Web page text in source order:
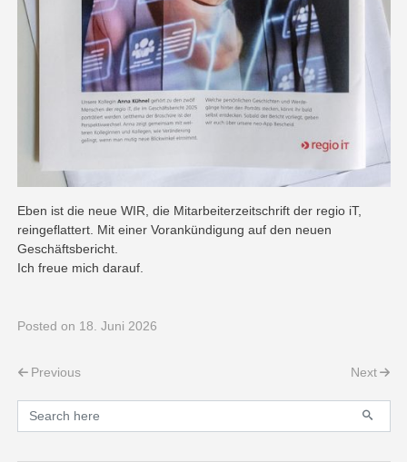
Eben ist die neue WIR, die Mitarbeiterzeitschrift der regio iT,
reingeflattert. Mit einer Vorankündigung auf den neuen
Geschäftsbericht.
Ich freue mich darauf.
Posted on 18. Juni 2026
Post navigation
Previous Next
Primary
Search for: